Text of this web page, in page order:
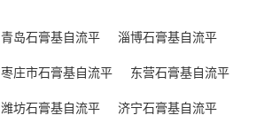
青岛石膏基自流平
淄博石膏基自流平
枣庄市石膏基自流平
东营石膏基自流平
潍坊石膏基自流平
济宁石膏基自流平